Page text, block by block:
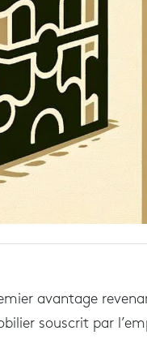
avantage
souscrit par